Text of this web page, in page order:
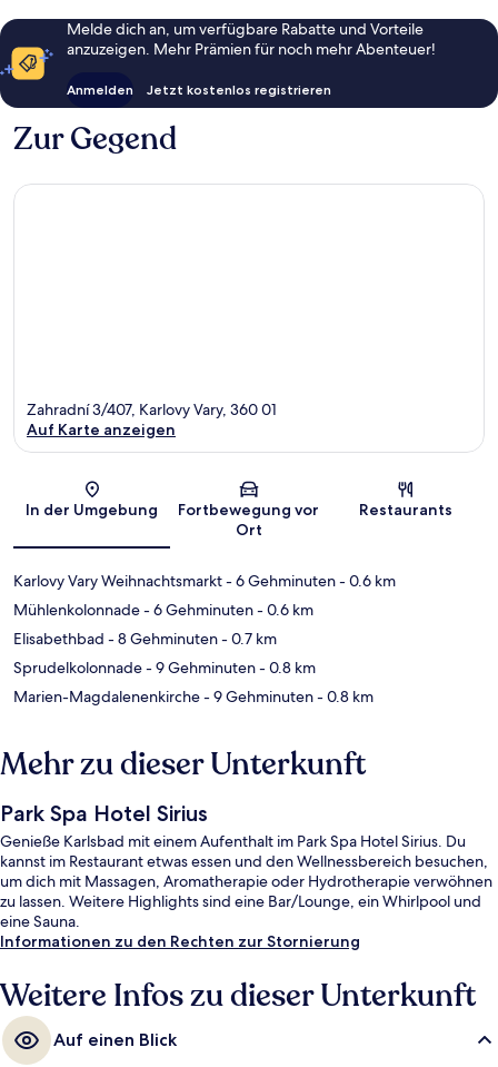
Melde dich an, um verfügbare Rabatte und Vorteile
anzuzeigen. Mehr Prämien für noch mehr Abenteuer!
Anmelden Jetzt kostenlos registrieren
Zur Gegend
Karte
Zahradní 3/407, Karlovy Vary, 360 01
Auf Karte anzeigen
In der Umgebung
Fortbewegung vor
Ort
Restaurants
Karlovy Vary Weihnachtsmarkt- 6 Gehminuten- 0.6 km
Mühlenkolonnade- 6 Gehminuten- 0.6 km
Elisabethbad - 8 Gehminuten- 0.7 km
Sprudelkolonnade- 9 Gehminuten- 0.8 km
Marien-Magdalenenkirche- 9 Gehminuten- 0.8 km
Mehr zu dieser Unterkunft
Park Spa Hotel Sirius
Genieße Karlsbad mit einem Aufenthalt im Park Spa Hotel Sirius. Du
kannst im Restaurant etwas essen und den Wellnessbereich besuchen,
um dich mit Massagen, Aromatherapie oder Hydrotherapie verwöhnen
zu lassen. Weitere Highlights sind eine Bar/Lounge, ein Whirlpool und
eine Sauna.
Informationen zu den Rechten zur Stornierung
Weitere Infos zu dieser Unterkunft
Auf einen Blick